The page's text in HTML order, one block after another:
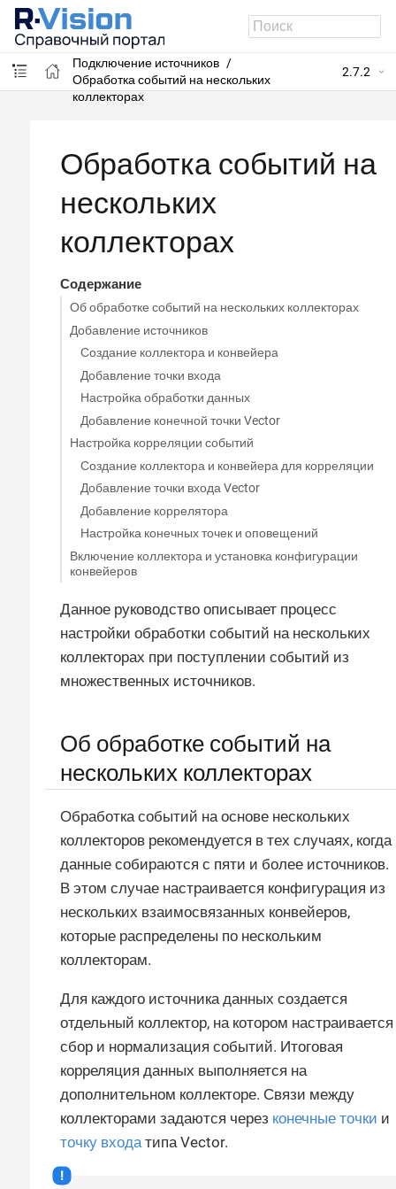
R-Vision SIEM
Подключение источников
Обработка событий на нескольких
коллекторах
2.7.2
Обработка событий на
нескольких
коллекторах
Содержание
Об обработке событий на нескольких коллекторах
Добавление источников
Создание коллектора и конвейера
Добавление точки входа
Настройка обработки данных
Добавление конечной точки Vector
Настройка корреляции событий
Создание коллектора и конвейера для корреляции
Добавление точки входа Vector
Добавление коррелятора
Настройка конечных точек и оповещений
Включение коллектора и установка конфигурации
конвейеров
Данное руководство описывает процесс
настройки обработки событий на нескольких
коллекторах при поступлении событий из
множественных источников.
Об обработке событий на
нескольких коллекторах
Обработка событий на основе нескольких
коллекторов рекомендуется в тех случаях, когда
данные собираются с пяти и более источников.
В этом случае настраивается конфигурация из
нескольких взаимосвязанных конвейеров,
которые распределены по нескольким
коллекторам.
Для каждого источника данных создается
отдельный коллектор, на котором настраивается
сбор и нормализация событий. Итоговая
корреляция данных выполняется на
дополнительном коллекторе. Связи между
коллекторами задаются через конечные точки и
точку входатипа Vector.